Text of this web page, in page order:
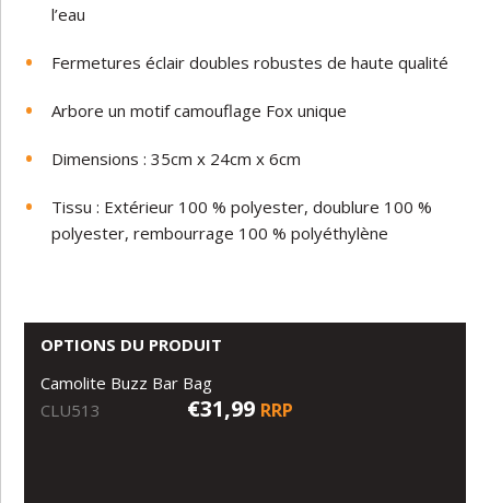
l’eau
Fermetures éclair doubles robustes de haute qualité
Arbore un motif camouflage Fox unique
Dimensions : 35cm x 24cm x 6cm
Tissu : Extérieur 100 % polyester, doublure 100 %
polyester, rembourrage 100 % polyéthylène
OPTIONS DU PRODUIT
Camolite Buzz Bar Bag
CLU513
€31,99 RRP